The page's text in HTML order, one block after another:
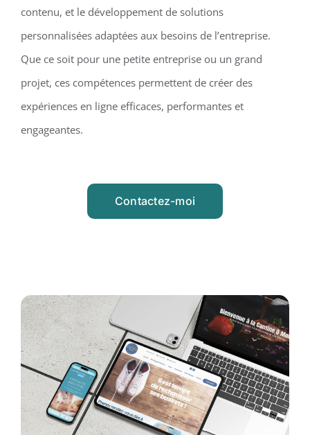
contenu, et le développement de solutions
personnalisées adaptées aux besoins de l’entreprise.
Que ce soit pour une petite entreprise ou un grand
projet, ces compétences permettent de créer des
expériences en ligne efficaces, performantes et
engageantes.
Contactez-moi